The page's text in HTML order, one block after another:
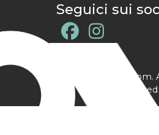
Seguici sui
@ YPtrainer.com.
Reserved